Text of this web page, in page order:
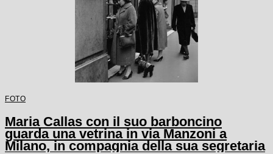
FOTO
Maria Callas con il suo barboncino
guarda una vetrina in via Manzoni a
Milano, in compagnia della sua segretaria